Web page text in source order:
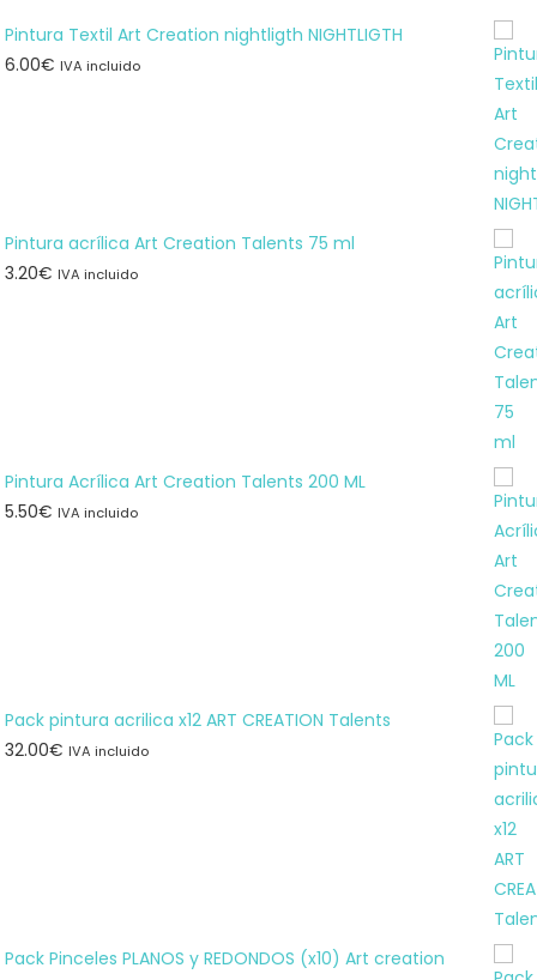
Pintura Textil Art Creation nightligth NIGHTLIGTH
6.00€ IVA incluido
Pintura acrílica Art Creation Talents 75 ml
3.20€ IVA incluido
Pintura Acrílica Art Creation Talents 200 ML
5.50€ IVA incluido
Pack pintura acrilica x12 ART CREATION Talents
32.00€ IVA incluido
Pack Pinceles PLANOS y REDONDOS (x10) Art creation